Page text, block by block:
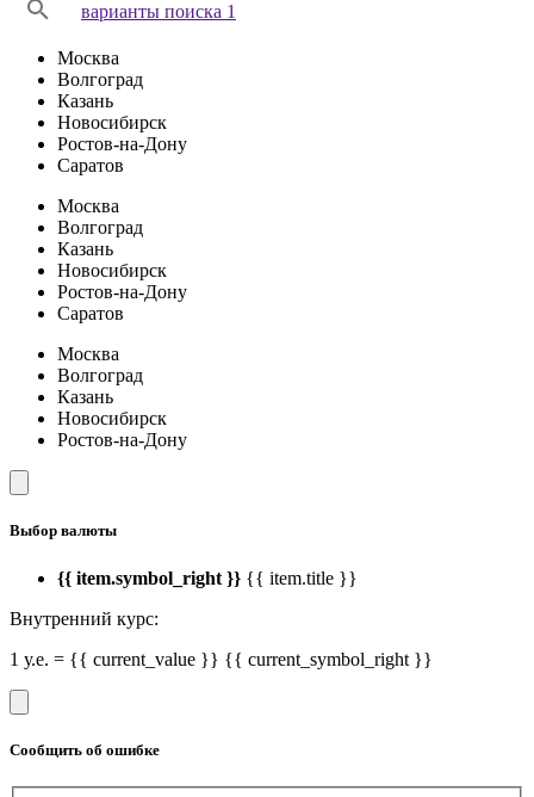
варианты поиска 1
Москва
Волгоград
Казань
Новосибирск
Ростов-на-Дону
Саратов
Москва
Волгоград
Казань
Новосибирск
Ростов-на-Дону
Саратов
Москва
Волгоград
Казань
Новосибирск
Ростов-на-Дону
Выбор валюты
{{ item.symbol_right }} {{ item.title }}
Внутренний курс:
1 у.е. = {{ current_value }} {{ current_symbol_right }}
Сообщить об ошибке